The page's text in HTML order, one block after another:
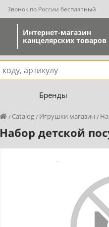
Звонок по России бесплатный
Интернет-магазин
канцелярских товаров
Бренды
Catalog Игрушки магазин
Набор детской